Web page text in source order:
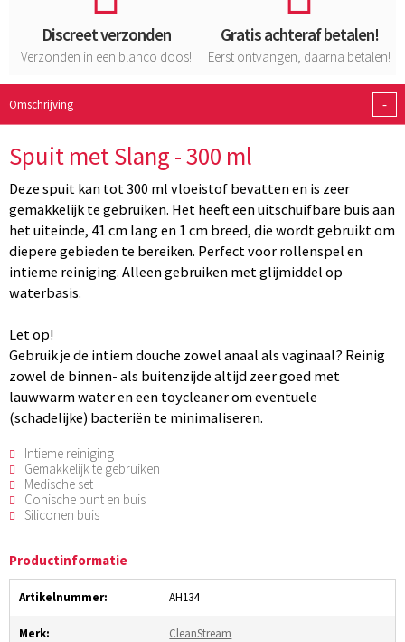
Discreet verzonden
Verzonden in een blanco doos!
Gratis achteraf betalen!
Eerst ontvangen, daarna betalen!
Omschrijving -
Spuit met Slang - 300 ml
Deze spuit kan tot 300 ml vloeistof bevatten en is zeer
gemakkelijk te gebruiken. Het heeft een uitschuifbare buis aan
het uiteinde, 41 cm lang en 1 cm breed, die wordt gebruikt om
diepere gebieden te bereiken. Perfect voor rollenspel en
intieme reiniging. Alleen gebruiken met glijmiddel op
waterbasis.
Let op!
Gebruik je de intiem douche zowel anaal als vaginaal? Reinig
zowel de binnen- als buitenzijde altijd zeer goed met
lauwwarm water en een toycleaner om eventuele
(schadelijke) bacteriën te minimaliseren.
Intieme reiniging
Gemakkelijk te gebruiken
Medische set
Conische punt en buis
Siliconen buis
Productinformatie
Artikelnummer: AH134
Merk: CleanStream